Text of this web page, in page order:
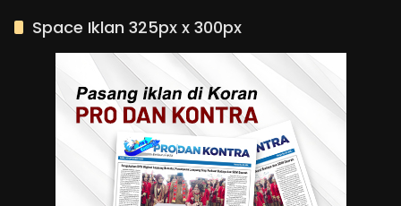
Space Iklan 325px x 300px